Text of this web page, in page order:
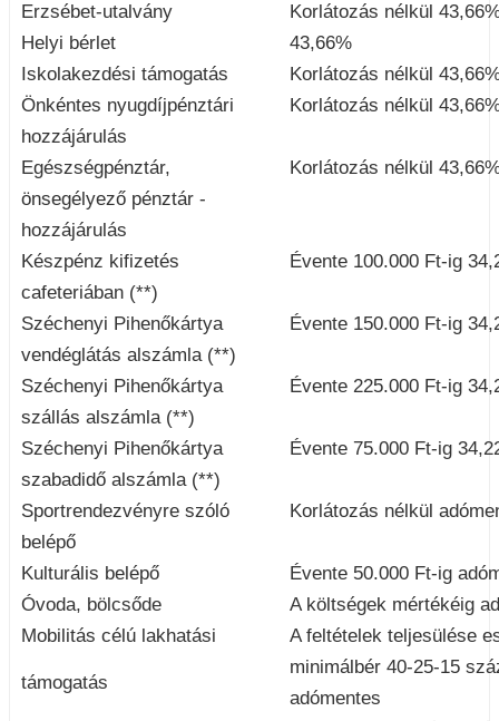
Erzsébet-utalvány
Korlátozás nélkül
Helyi bérlet
43,66%
Iskolakezdési támogatás
Korlátozás nélkül
Önkéntes nyugdíjpénztári
Korlátozás nélkül
hozzájárulás
Egészségpénztár,
Korlátozás nélkül
önsegélyező pénztár -
hozzájárulás
Készpénz kifizetés
Évente 100.000 Ft-ig
cafeteriában (**)
Széchenyi Pihenőkártya
Évente 150.000 Ft-ig
vendéglátás alszámla (**)
Széchenyi Pihenőkártya
Évente 225.000 Ft-ig
szállás alszámla (**)
Széchenyi Pihenőkártya
Évente 75.000 Ft-ig
szabadidő alszámla (**)
Sportrendezvényre szóló
Korlátozás nélkül
belépő
Kulturális belépő
Évente 50.000 Ft-ig
Óvoda, bölcsőde
A költségek mértékéig
Mobilitás célú lakhatási
A feltételek teljesülése
támogatás
minimálbér 40-25-15
adómentes